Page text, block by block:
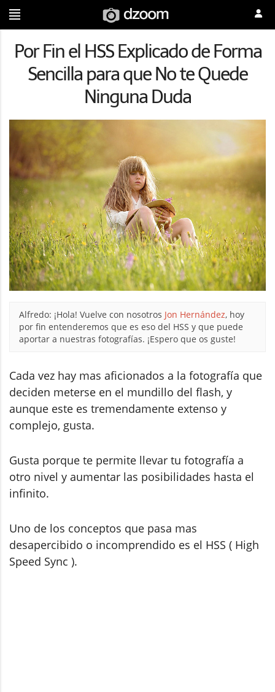
Por Fin el HSS Explicado de Forma
Sencilla para que No te Quede
Ninguna Duda
Alfredo: ¡Hola! Vuelve con nosotros Jon Hernández, hoy
por fin entenderemos que es eso del HSS y que puede
aportar a nuestras fotografías. ¡Espero que os guste!
Cada vez hay mas aficionados a la fotografía que
deciden meterse en el mundillo del flash, y
aunque este es tremendamente extenso y
complejo, gusta.
Gusta porque te permite llevar tu fotografía a
otro nivel y aumentar las posibilidades hasta el
infinito.
Uno de los conceptos que pasa mas
desapercibido o incomprendido es el HSS ( High
Speed Sync ).